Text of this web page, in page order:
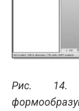
Рис. 14.